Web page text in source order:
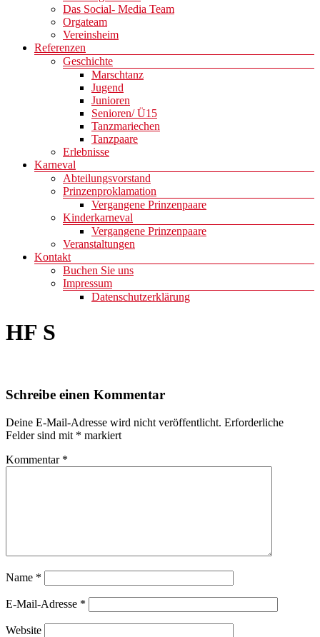
Das Social- Media Team
Orgateam
Vereinsheim
Referenzen
Geschichte
Marschtanz
Jugend
Junioren
Senioren/ Ü15
Tanzmariechen
Tanzpaare
Erlebnisse
Karneval
Abteilungsvorstand
Prinzenproklamation
Vergangene Prinzenpaare
Kinderkarneval
Vergangene Prinzenpaare
Veranstaltungen
Kontakt
Buchen Sie uns
Impressum
Datenschutzerklärung
HF S
Schreibe einen Kommentar
Deine E-Mail-Adresse wird nicht veröffentlicht. Erforderliche
Felder sind mit * markiert
Kommentar *
Name *
E-Mail-Adresse *
Website